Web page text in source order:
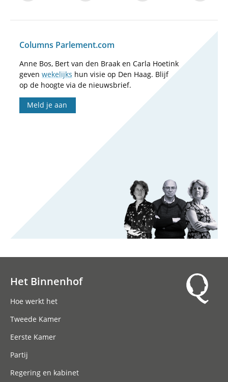
Columns Parlement.com
Anne Bos, Bert van den Braak en Carla Hoetink
geven wekelijks hun visie op Den Haag. Blijf
op de hoogte via de nieuwsbrief.
Meld je aan
Het Binnenhof
Hoe werkt het
Tweede Kamer
Eerste Kamer
Partij
Regering en kabinet